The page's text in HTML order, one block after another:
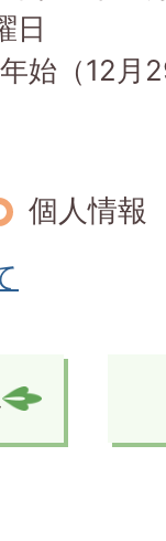
日
始（12月
個人情報